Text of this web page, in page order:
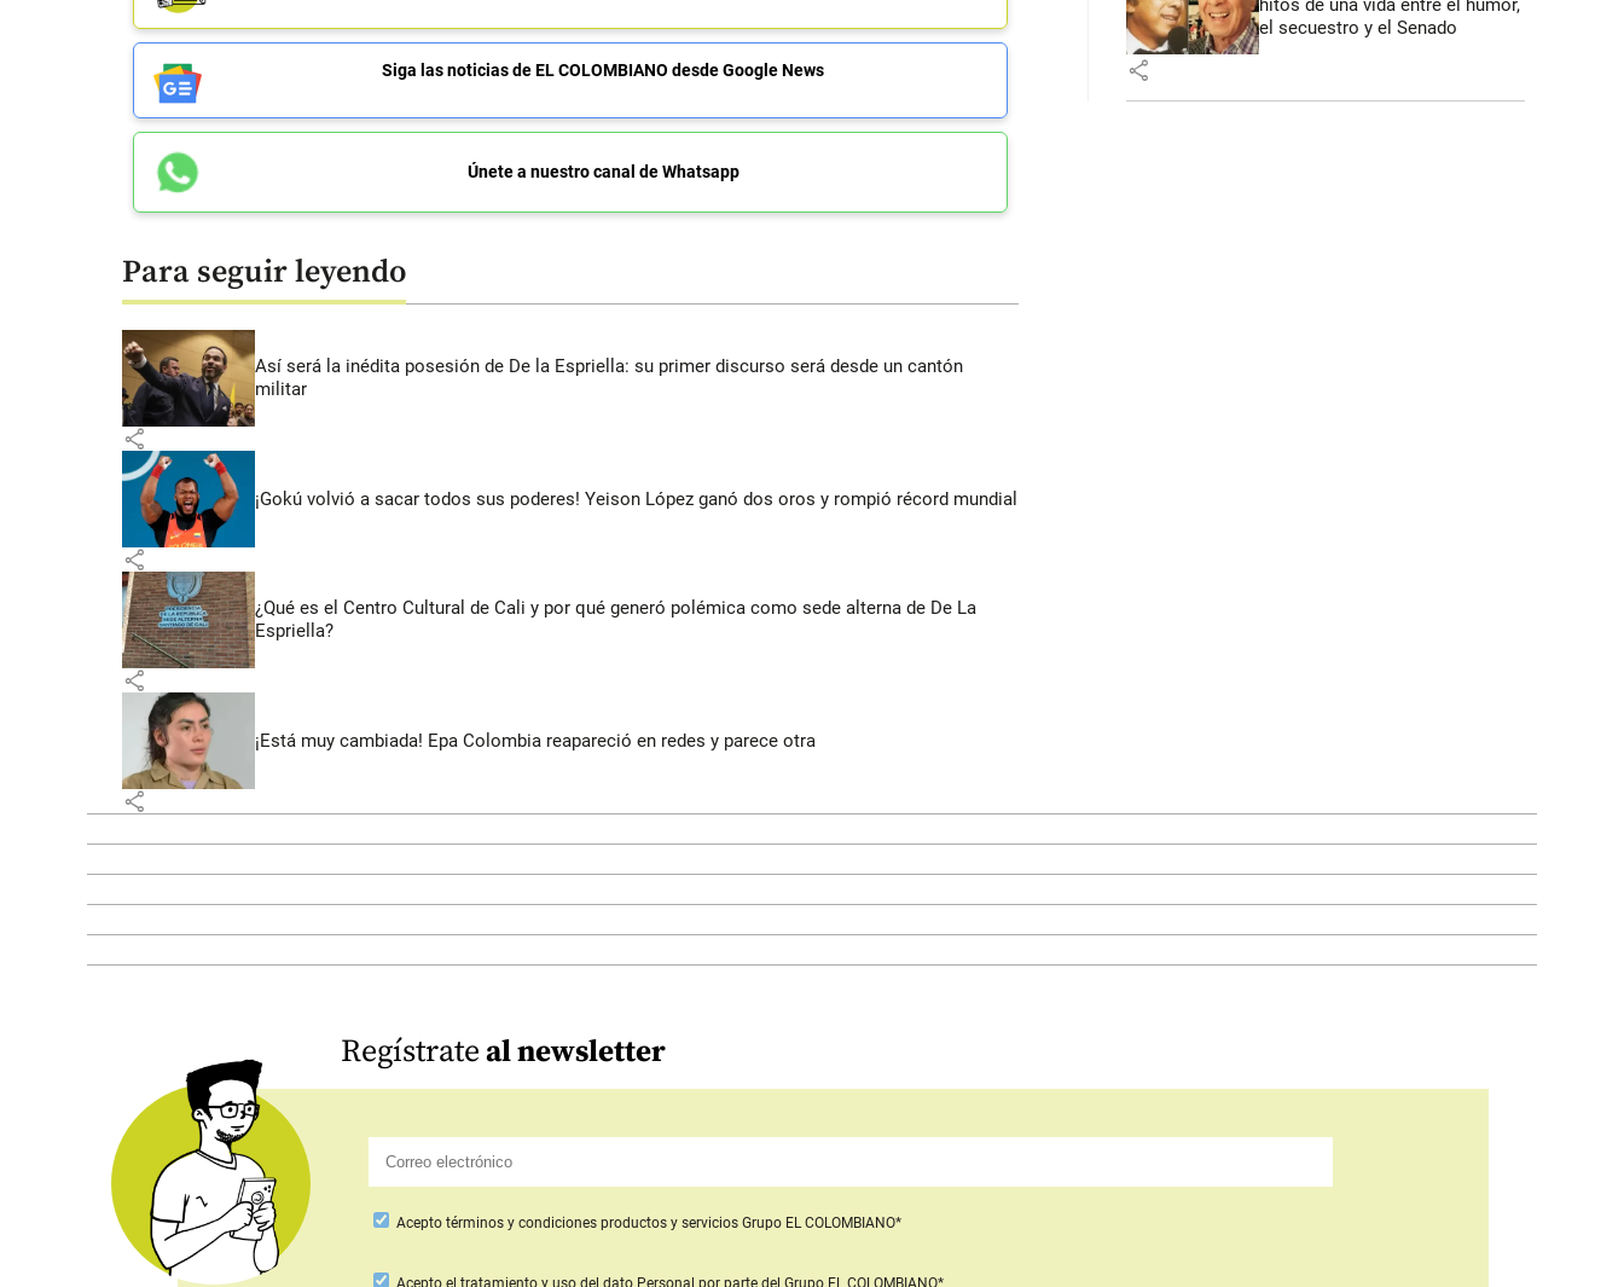
Siga las noticias de EL COLOMBIANO desde Google News
Únete a nuestro canal de Whatsapp
Para seguir leyendo
Así será la inédita posesión de De la Espriella: su primer discurso será desde un cantón
militar
share
¡Gokú volvió a sacar todos sus poderes! Yeison López ganó dos oros y rompió récord mundial
share
¿Qué es el Centro Cultural de Cali y por qué generó polémica como sede alterna de De La
Espriella?
share
¡Está muy cambiada! Epa Colombia reapareció en redes y parece otra
share
hitos de una vida entre el humor,
el secuestro y el Senado
share
Regístrateal newsletter
Acepto términos y condiciones productos y servicios Grupo EL COLOMBIANO*
Aceptoel tratamiento y uso del dato Personal por parte del Grupo EL COLOMBIANO*